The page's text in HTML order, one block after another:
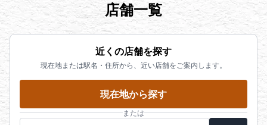
店舗一覧
近くの店舗を探す
現在地または駅名・住所から、近い店舗をご案内します。
現在地から探す
または